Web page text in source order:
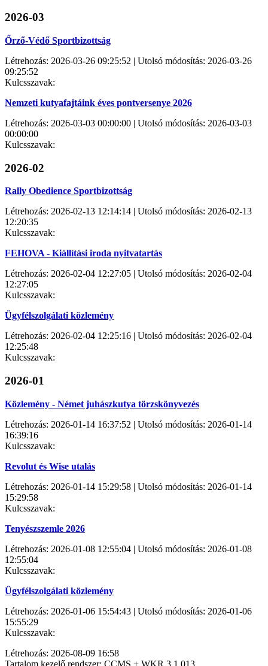
2026-03
Őrző-Védő Sportbizottság
Létrehozás: 2026-03-26 09:25:52 | Utolsó módosítás: 2026-03-26
09:25:52
Kulcsszavak:
Nemzeti kutyafajtáink éves pontversenye 2026
Létrehozás: 2026-03-03 00:00:00 | Utolsó módosítás: 2026-03-03
00:00:00
Kulcsszavak:
2026-02
Rally Obedience Sportbizottság
Létrehozás: 2026-02-13 12:14:14 | Utolsó módosítás: 2026-02-13
12:20:35
Kulcsszavak:
FEHOVA - Kiállítási iroda nyitvatartás
Létrehozás: 2026-02-04 12:27:05 | Utolsó módosítás: 2026-02-04
12:27:05
Kulcsszavak:
Ügyfélszolgálati közlemény
Létrehozás: 2026-02-04 12:25:16 | Utolsó módosítás: 2026-02-04
12:25:48
Kulcsszavak:
2026-01
Közlemény - Német juhászkutya törzskönyvezés
Létrehozás: 2026-01-14 16:37:52 | Utolsó módosítás: 2026-01-14
16:39:16
Kulcsszavak:
Revolut és Wise utalás
Létrehozás: 2026-01-14 15:29:58 | Utolsó módosítás: 2026-01-14
15:29:58
Kulcsszavak:
Tenyészszemle 2026
Létrehozás: 2026-01-08 12:55:04 | Utolsó módosítás: 2026-01-08
12:55:04
Kulcsszavak:
Ügyfélszolgálati közlemény
Létrehozás: 2026-01-06 15:54:43 | Utolsó módosítás: 2026-01-06
15:55:29
Kulcsszavak:
Létrehozás: 2026-08-09 16:58
Tartalom kezelő rendszer: CCMS + WKR 3.1.013